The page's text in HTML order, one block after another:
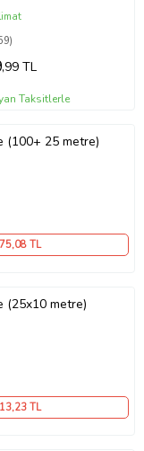
,99 TL
Taksitlerle
(100+ 25 metre)
,08 TL
(25x10 metre)
,23 TL